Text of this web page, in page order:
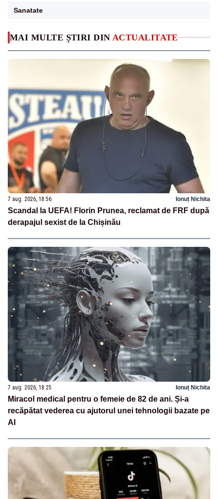
MAI MULTE ȘTIRI DIN ACTUALITATE
7 aug. 2026, 18:56 Ionuț Nichita
Scandal la UEFA! Florin Prunea, reclamat de FRF după
derapajul sexist de la Chișinău
7 aug. 2026, 18:25 Ionuț Nichita
Miracol medical pentru o femeie de 82 de ani. Și-a
recăpătat vederea cu ajutorul unei tehnologii bazate pe
AI
Sanatate